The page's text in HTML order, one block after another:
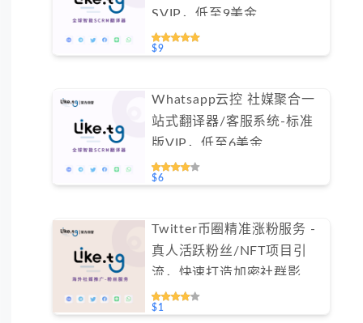
SVIP，低至9美金
#FYOK002
$9
Whatsapp云控 社媒聚合一
站式翻译器/客服系统-标准
版VIP，低至6美金
#FYOK001
$6
Twitter币圈精准涨粉服务 -
真人活跃粉丝/NFT项目引
流，快速打造加密社群影响
力（不支持免费测试）
$1